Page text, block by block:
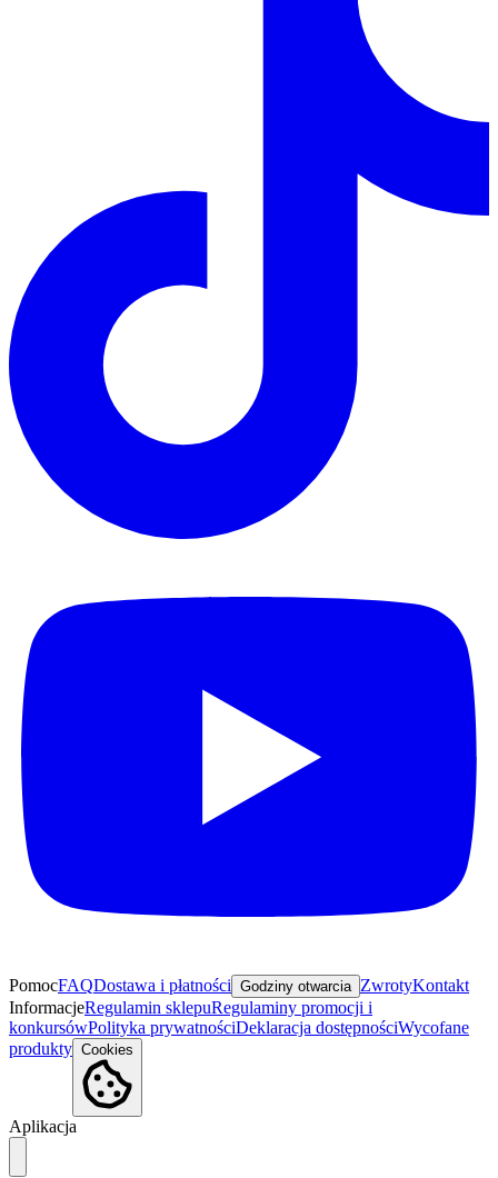
PomocFAQDostawa i płatności Godziny otwarcia ZwrotyKontakt
InformacjeRegulamin sklepuRegulaminy promocji i
konkursówPolityka prywatnościDeklaracja dostępnościWycofane
produkty Cookies
Aplikacja